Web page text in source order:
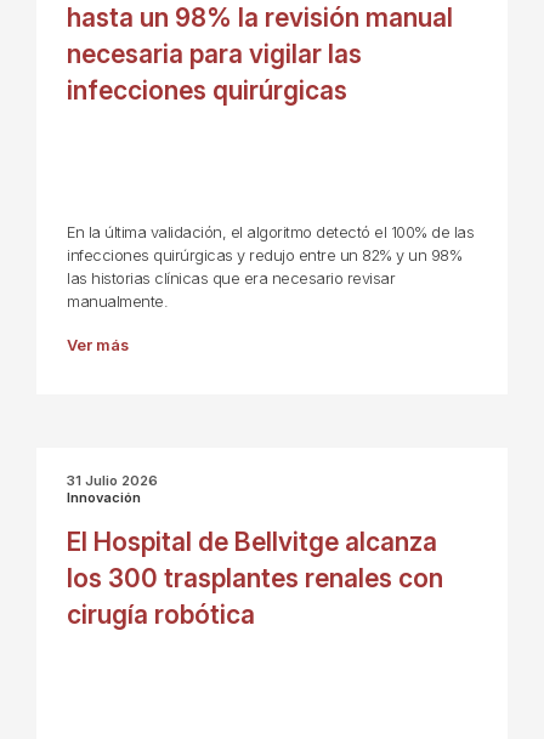
hasta un 98% la revisión manual
necesaria para vigilar las
infecciones quirúrgicas
En la última validación, el algoritmo detectó el 100% de las
infecciones quirúrgicas y redujo entre un 82% y un 98%
las historias clínicas que era necesario revisar
manualmente.
Ver más
31 Julio 2026
Innovación
El Hospital de Bellvitge alcanza
los 300 trasplantes renales con
cirugía robótica